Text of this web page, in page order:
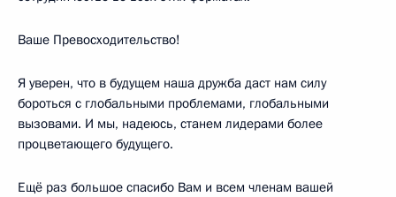
Ваше Превосходительство!
Я уверен, что в будущем наша дружба даст нам силу
бороться с глобальными проблемами, глобальными
вызовами. И мы, надеюсь, станем лидерами более
процветающего будущего.
Ещё раз большое спасибо Вам и всем членам вашей